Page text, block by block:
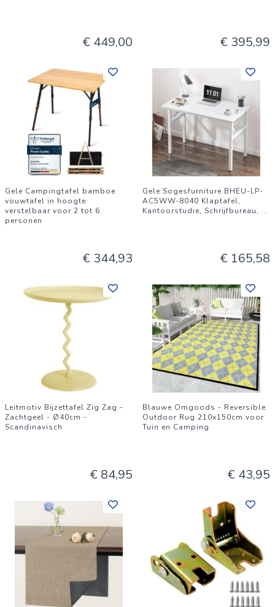
€ 449,00 € 395,99
Gele Campingtafel bamboe
vouwtafel in hoogte
verstelbaar voor 2 tot 6
personen
€ 344,93
Gele Sogesfurniture BHEU-LP-
AC5WW-8040 Klaptafel,
Kantoorstudie, Schrijfbureau, ...
€ 165,58
Leitmotiv Bijzettafel Zig Zag -
Zachtgeel - Ø40cm -
Scandinavisch
€ 84,95
Blauwe Omgoods - Reversible
Outdoor Rug 210x150cm voor
Tuin en Camping
€ 43,95